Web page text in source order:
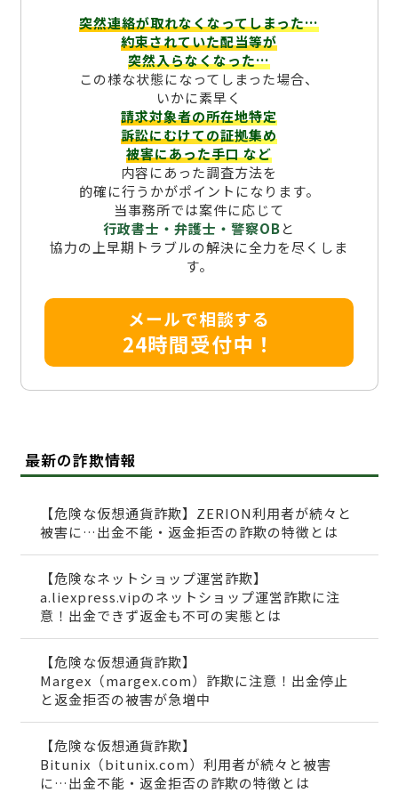
突然連絡が取れなくなってしまった…
約束されていた配当等が
突然入らなくなった…
この様な状態になってしまった場合、
いかに素早く
請求対象者の所在地特定
訴訟にむけての証拠集め
被害にあった手口など
内容にあった調査方法を
的確に行うかがポイントになります。
当事務所では案件に応じて
行政書士・弁護士・警察OBと
協力の上早期トラブルの解決に全力を尽くしま
す。
メールで相談する
24時間受付中！
最新の詐欺情報
【危険な仮想通貨詐欺】ZERION利用者が続々と
被害に…出金不能・返金拒否の詐欺の特徴とは
【危険なネットショップ運営詐欺】
a.liexpress.vipのネットショップ運営詐欺に注
意！出金できず返金も不可の実態とは
【危険な仮想通貨詐欺】
Margex（margex.com）詐欺に注意！出金停止
と返金拒否の被害が急増中
【危険な仮想通貨詐欺】
Bitunix（bitunix.com）利用者が続々と被害
に…出金不能・返金拒否の詐欺の特徴とは